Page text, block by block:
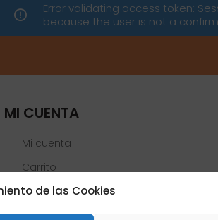
de las Cookies
Error validating access token:
because the user is not a
MI CUENTA
Mi cuenta
Carrito
Lista de deseos